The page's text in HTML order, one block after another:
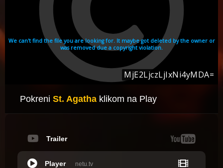
Pokreni St. Agatha klikom na Play
Trailer
netu.tv
Player